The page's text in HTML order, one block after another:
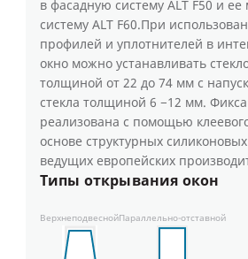
в фасадную систему ALT F50 и
систему ALT F60.При
профилей и уплотнителей в
окно можно устанавливать
толщиной от 22 до 74 мм с
стекла толщиной 6 −12 мм.
реализована с помощью
основе структурных
ведущих европейских
Типы открывания окон
ВерхнеподвеснойПараллельно-отставной